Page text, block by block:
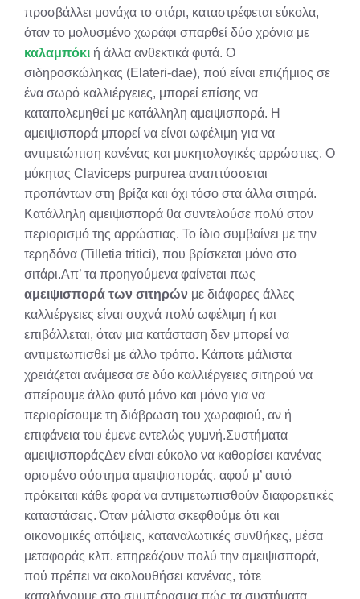
προσβάλλει μονάχα το στάρι, καταστρέφεται εύκολα,
όταν το μολυσμένο χωράφι σπαρθεί δύο χρόνια με
καλαμπόκι ή άλλα ανθεκτικά φυτά. Ο
σιδηροσκώληκας (Elateri-dae), πού είναι επιζήμιος σε
ένα σωρό καλλιέργειες, μπορεί επίσης να
καταπολεμηθεί με κατάλληλη αμειψισπορά. Η
αμειψισπορά μπορεί να είναι ωφέλιμη για να
αντιμετώπιση κανένας και μυκητολογικές αρρώστιες. Ο
μύκητας Claviceps purpurea αναπτύσσεται
προπάντων στη βρίζα και όχι τόσο στα άλλα σιτηρά.
Κατάλληλη αμειψισπορά θα συντελούσε πολύ στον
περιορισμό της αρρώστιας. Το ίδιο συμβαίνει με την
τερηδόνα (Tilletia tritici), που βρίσκεται μόνο στο
σιτάρι.Απ’ τα προηγούμενα φαίνεται πως
αμειψισπορά των σιτηρών με διάφορες άλλες
καλλιέργειες είναι συχνά πολύ ωφέλιμη ή και
επιβάλλεται, όταν μια κατάσταση δεν μπορεί να
αντιμετωπισθεί με άλλο τρόπο. Κάποτε μάλιστα
χρειάζεται ανάμεσα σε δύο καλλιέργειες σιτηρού να
σπείρουμε άλλο φυτό μόνο και μόνο για να
περιορίσουμε τη διάβρωση του χωραφιού, αν ή
επιφάνεια του έμενε εντελώς γυμνή.Συστήματα
αμειψισποράςΔεν είναι εύκολο να καθορίσει κανένας
ορισμένο σύστημα αμειψισποράς, αφού μ’ αυτό
πρόκειται κάθε φορά να αντιμετωπισθούν διαφορετικές
καταστάσεις. Όταν μάλιστα σκεφθούμε ότι και
οικονομικές απόψεις, καταναλωτικές συνθήκες, μέσα
μεταφοράς κλπ. επηρεάζουν πολύ την αμειψισπορά,
πού πρέπει να ακολουθήσει κανένας, τότε
καταλήγουμε στο συμπέρασμα πώς τα συστήματα